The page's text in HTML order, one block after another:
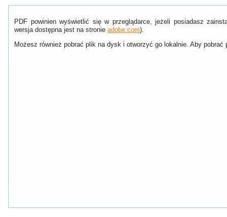
PDF powinien wyświetlić się w przeglądarce, jeżeli posiadasz
wersja dostępna jest na stronie adobe.com).
Możesz również pobrać plik na dysk i otworzyć go lokalnie. Aby